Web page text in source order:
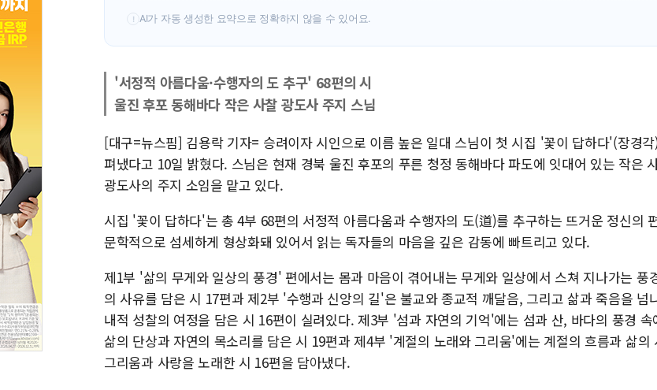
! AI가 자동 생성한 요약으로 정확하지 않을 수 있어요.
'서정적 아름다움·수행자의 도 추구' 68편의 시
울진 후포 동해바다 작은 사찰 광도사 주지 스님
[대구=뉴스핌] 김용락 기자= 승려이자 시인으로 이름 높은 일대 스님이 첫 시집 '꽃이 답하다'(장경
펴냈다고 10일 밝혔다. 스님은 현재 경북 울진 후포의 푸른 청정 동해바다 파도에 잇대어 있는 작은
광도사의 주지 소임을 맡고 있다.
시집 '꽃이 답하다'는 총 4부 68편의 서정적 아름다움과 수행자의 도(道)를 추구하는 뜨거운 정신의
문학적으로 섬세하게 형상화돼 있어서 읽는 독자들의 마음을 깊은 감동에 빠트리고 있다.
제1부 '삶의 무게와 일상의 풍경' 편에서는 몸과 마음이 겪어내는 무게와 일상에서 스쳐 지나가는 풍
의 사유를 담은 시 17편과 제2부 '수행과 신앙의 길'은 불교와 종교적 깨달음, 그리고 삶과 죽음을 넘
내적 성찰의 여정을 담은 시 16편이 실려있다. 제3부 '섬과 자연의 기억'에는 섬과 산, 바다의 풍경 속
삶의 단상과 자연의 목소리를 담은 시 19편과 제4부 '계절의 노래와 그리움'에는 계절의 흐름과 삶의
그리움과 사랑을 노래한 시 16편을 담아냈다.